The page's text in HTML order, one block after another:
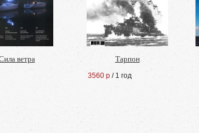
ветра Тарпон
3560 р / 1 год